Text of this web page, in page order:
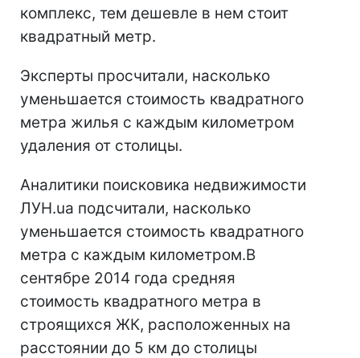
комплекс, тем дешевле в нем стоит
квадратный метр.
Эксперты просчитали, насколько
уменьшается стоимость квадратного
метра жилья с каждым километром
удаления от столицы.
Аналитики поисковика недвижимости
ЛУН.ua подсчитали, насколько
уменьшается стоимость квадратного
метра с каждым километром.В
сентябре 2014 года средняя
стоимость квадратного метра в
строящихся ЖК, расположенных на
расстоянии до 5 км до столицы